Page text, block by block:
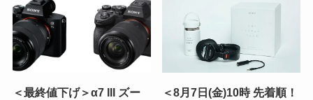
＜最終値下げ＞α7 III ズー
＜8月7日(金)10時 先着順！